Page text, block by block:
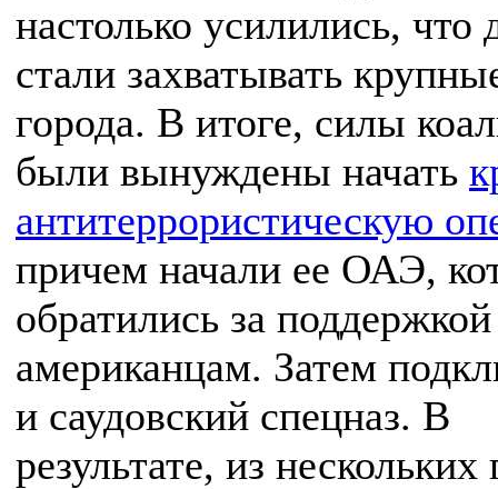
настолько усилились, что
стали захватывать
города. В итоге, силы
были вынуждены начать
антитеррористическую
причем начали ее ОАЭ,
обратились за
американцам. Затем
и саудовский спецназ. В
результате, из нескольких